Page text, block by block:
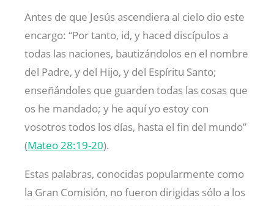
Antes de que Jesús ascendiera al cielo dio este
encargo: “Por tanto, id, y haced discípulos a
todas las naciones, bautizándolos en el nombre
del Padre, y del Hijo, y del Espíritu Santo;
enseñándoles que guarden todas las cosas que
os he mandado; y he aquí yo estoy con
vosotros todos los días, hasta el fin del mundo”
(Mateo 28:19-20).
Estas palabras, conocidas popularmente como
la Gran Comisión, no fueron dirigidas sólo a los